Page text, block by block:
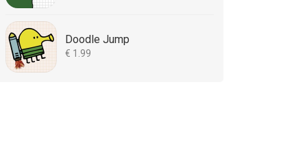
Doodle Jump
€ 1.99